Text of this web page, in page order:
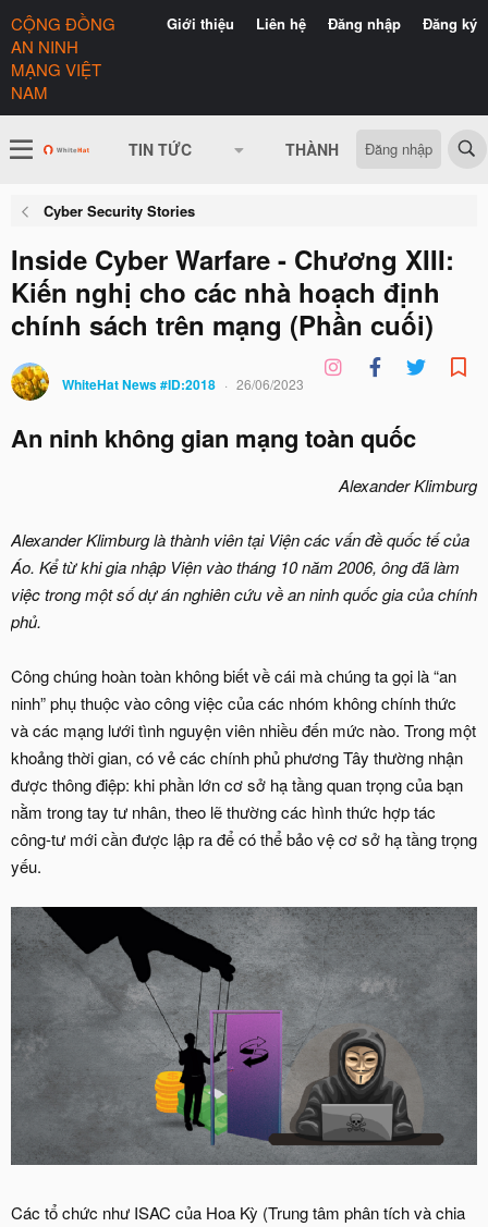
Giới thiệu Liên hệ Đăng nhập Đăng ký
CỘNG ĐỒNG
AN NINH
MẠNG VIỆT
NAM
TIN TỨC THÀNH VIÊN CÓ GÌ
Đăng nhập
Cyber Security Stories
Inside Cyber Warfare - Chương XIII:
Kiến nghị cho các nhà hoạch định
chính sách trên mạng (Phần cuối)
WhiteHat News #ID:2018 26/06/2023
An ninh không gian mạng toàn quốc
Alexander Klimburg
Alexander Klimburg là thành viên tại Viện các vấn đề quốc tế của
Áo. Kể từ khi gia nhập Viện vào tháng 10 năm 2006, ông đã làm
việc trong một số dự án nghiên cứu về an ninh quốc gia của chính
phủ.
Công chúng hoàn toàn không biết về cái mà chúng ta gọi là “an
ninh” phụ thuộc vào công việc của các nhóm không chính thức
và các mạng lưới tình nguyện viên nhiều đến mức nào. Trong một
khoảng thời gian, có vẻ các chính phủ phương Tây thường nhận
được thông điệp: khi phần lớn cơ sở hạ tầng quan trọng của bạn
nằm trong tay tư nhân, theo lẽ thường các hình thức hợp tác
công-tư mới cần được lập ra để có thể bảo vệ cơ sở hạ tầng trọng
yếu.
Các tổ chức như ISAC của Hoa Kỳ (Trung tâm phân tích và chia